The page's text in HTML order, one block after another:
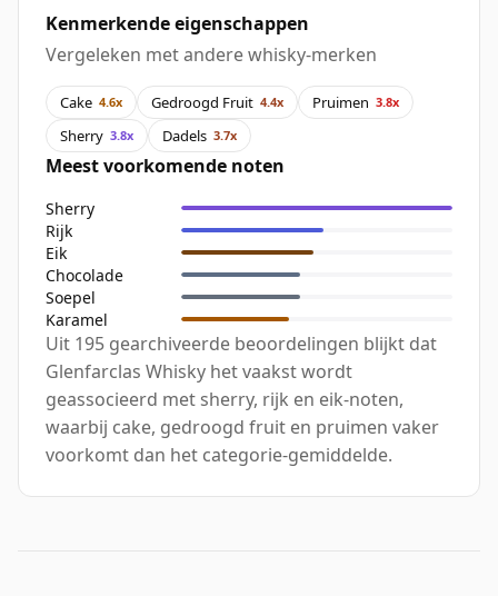
Kenmerkende eigenschappen
Vergeleken met andere whisky-merken
Cake 4.6x Gedroogd Fruit 4.4x Pruimen 3.8x
Sherry 3.8x Dadels 3.7x
Meest voorkomende noten
Sherry
Rijk
Eik
Chocolade
Soepel
Karamel
Uit 195 gearchiveerde beoordelingen blijkt dat
Glenfarclas Whisky het vaakst wordt
geassocieerd met sherry, rijk en eik-noten,
waarbij cake, gedroogd fruit en pruimen vaker
voorkomt dan het categorie-gemiddelde.